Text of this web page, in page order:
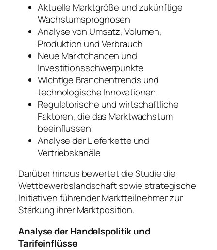
Aktuelle Marktgröße und zukünftige
Wachstumsprognosen
Analyse von Umsatz, Volumen,
Produktion und Verbrauch
Neue Marktchancen und
Investitionsschwerpunkte
Wichtige Branchentrends und
technologische Innovationen
Regulatorische und wirtschaftliche
Faktoren, die das Marktwachstum
beeinflussen
Analyse der Lieferkette und
Vertriebskanäle
Darüber hinaus bewertet die Studie die
Wettbewerbslandschaft sowie strategische
Initiativen führender Marktteilnehmer zur
Stärkung ihrer Marktposition.
Analyse der Handelspolitik und
Tarifeinflüsse